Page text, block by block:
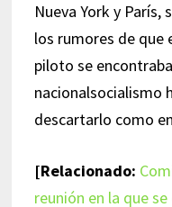
Nueva York y París,
los rumores de que
piloto se
nacionalsocialismo
descartarlo como
[Relacionado:
reunión en la que